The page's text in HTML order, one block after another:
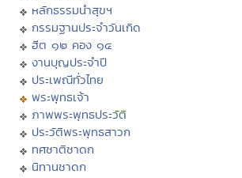
หลักธรรมนำสุขฯ
กรรมฐานประจำวันเกิด
ฮีต ๑๒ คอง ๑๔
งานบุญประจำปี
ประเพณีทั่วไทย
พระพุทธเจ้า
ภาพพระพุทธประวัติ
ประวัติพระพุทธสาวก
ทศชาติชาดก
นิทานชาดก